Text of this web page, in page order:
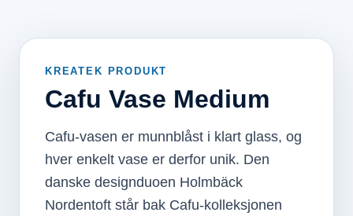
KREATEK PRODUKT
Cafu Vase Medium
Cafu-vasen er munnblåst i klart glass, og
hver enkelt vase er derfor unik. Den
danske designduoen Holmbäck
Nordentoft står bak Cafu-kolleksjonen